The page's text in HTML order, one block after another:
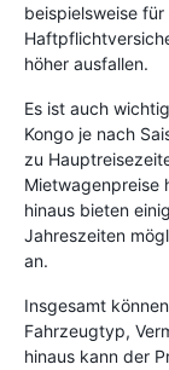
beispielsweise
höher ausfallen.
Es ist auch
Kongo je nach
zu
Mietwagenpreise
hinaus bieten
Jahreszeiten
an.
Insgesamt
Fahrzeugtyp,
hinaus kann der